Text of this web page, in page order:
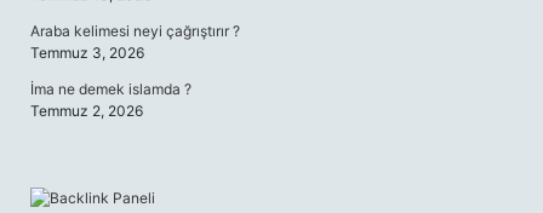
Araba kelimesi neyi çağrıştırır ?
Temmuz 3, 2026
İma ne demek islamda ?
Temmuz 2, 2026